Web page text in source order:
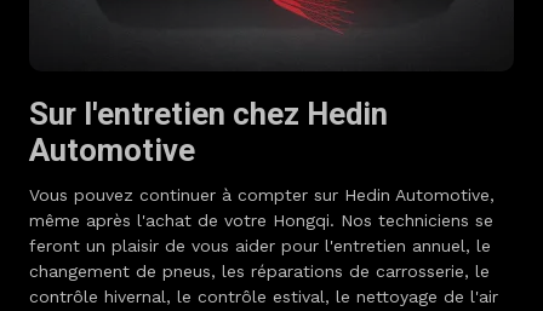
Sur l'entretien chez Hedin
Automotive
Vous pouvez continuer à compter sur Hedin Automotive,
même après l'achat de votre Hongqi. Nos techniciens se
feront un plaisir de vous aider pour l'entretien annuel, le
changement de pneus, les réparations de carrosserie, le
contrôle hivernal, le contrôle estival, le nettoyage de l'air